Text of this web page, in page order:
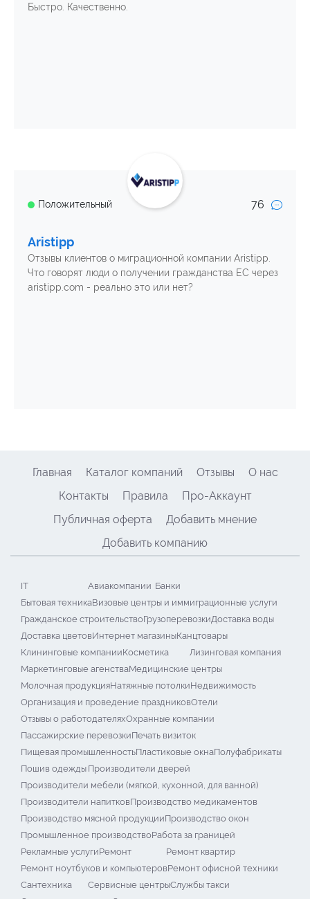
Быстро. Качественно.
Положительный 76
Aristipp
Отзывы клиентов о миграционной компании Aristipp.
Что говорят люди о получении гражданства ЕС через
aristipp.com - реально это или нет?
Главная Каталог компаний Отзывы
О нас
Контакты
Правила
Про-Аккаунт
Публичная оферта
Добавить мнение
Добавить компанию
IT Авиакомпании Банки
Бытовая техникаВизовые центры и иммиграционные услуги
Гражданское строительствоГрузоперевозкиДоставка воды
Доставка цветовИнтернет магазиныКанцтовары
Клининговые компанииКосметика
Лизинговая компания
Маркетинговые агенстваМедицинские центры
Молочная продукцияНатяжные потолкиНедвижимость
Организация и проведение праздниковОтели
Отзывы о работодателяхОхранные компании
Пассажирские перевозкиПечать визиток
Пищевая промышленностьПластиковые окнаПолуфабрикаты
Пошив одежды Производители дверей
Производители мебели (мягкой, кухонной, для ванной)
Производители напитковПроизводство медикаментов
Производство мясной продукцииПроизводство окон
Промышленное производствоРабота за границей
Рекламные услугиРемонт
Ремонт квартир
Ремонт ноутбуков и компьютеровРемонт офисной техники
Сантехника
Сервисные центрыСлужбы такси